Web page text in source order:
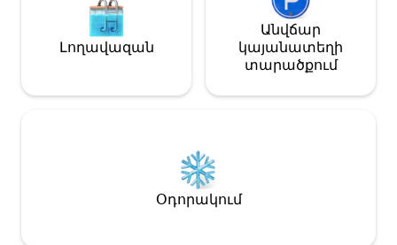
(սահմանված է շենքի կողմից, ոչ թե
տանտիրոջ)։ Միայն վճարովի
կայանատեղի։
Լողավազան
Անվճար
կայանատեղի
տարածքում
Օդորակում